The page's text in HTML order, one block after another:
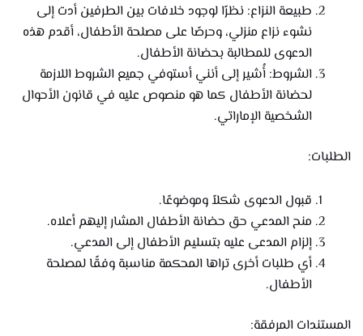
طبيعة النزاع: نظرًا لوجود خلافات بين الطرفين أدت إلى
نشوء نزاع منزلي، وحرصًا على مصلحة الأطفال، أقدم هذه
الدعوى للمطالبة بحضانة الأطفال.
الشروط: أُشير إلى أنني أستوفي جميع الشروط اللازمة
لحضانة الأطفال كما هو منصوص عليه في قانون الأحوال
الشخصية الإماراتي.
الطلبات:
قبول الدعوى شكلاً وموضوعًا.
منح المدعي حق حضانة الأطفال المشار إليهم أعلاه.
إلزام المدعى عليه بتسليم الأطفال إلى المدعي.
أي طلبات أخرى تراها المحكمة مناسبة وفقًا لمصلحة
الأطفال.
المستندات المرفقة: